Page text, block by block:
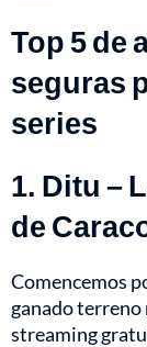
Top 5 de
seguras
series
1. Ditu –
de
Comencemos
ganado
streaming